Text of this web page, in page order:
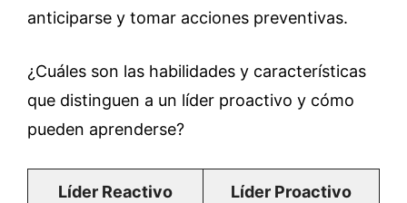
anticiparse y tomar acciones preventivas.
¿Cuáles son las habilidades y características
que distinguen a un líder proactivo y cómo
pueden aprenderse?
Líder Reactivo Líder Proactivo